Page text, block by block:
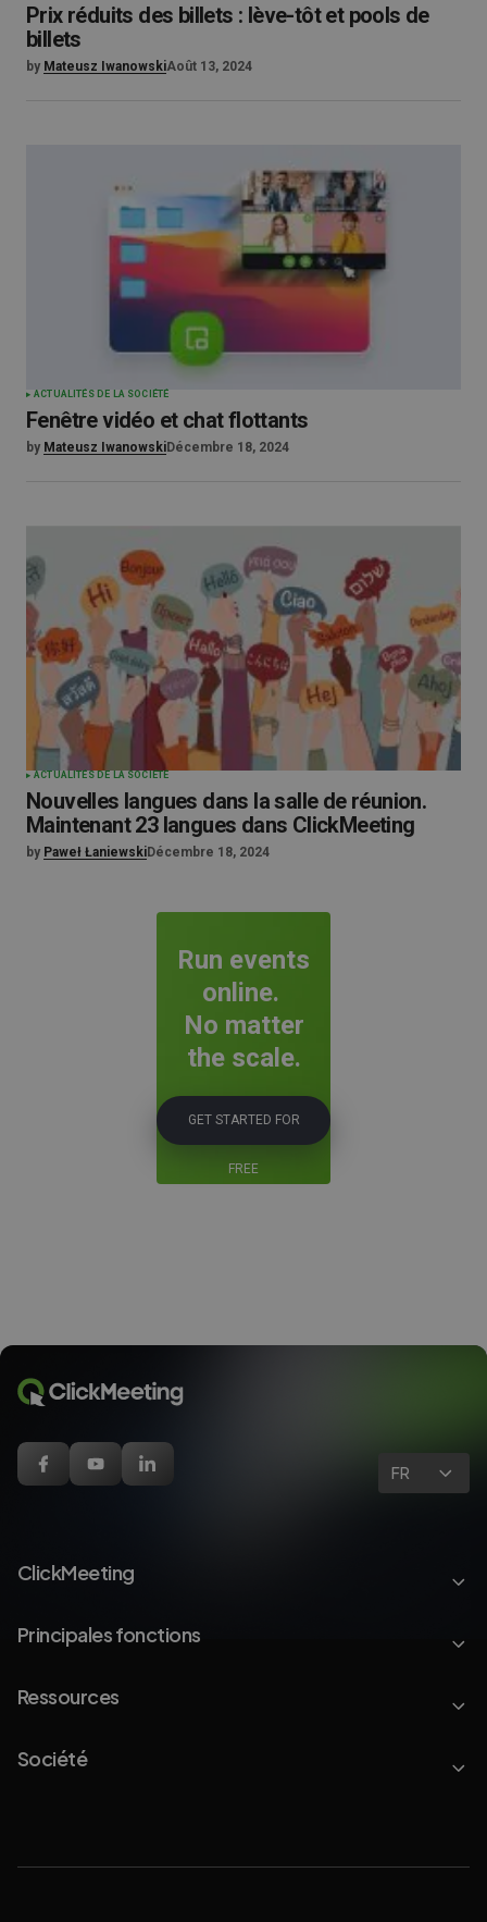
Prix réduits des billets : lève-tôt et pools de
billets
by Mateusz IwanowskiAoût 13, 2024
ACTUALITÉS DE LA SOCIÉTÉ
Fenêtre vidéo et chat flottants
by Mateusz IwanowskiDécembre 18, 2024
ACTUALITÉS DE LA SOCIÉTÉ
Nouvelles langues dans la salle de réunion.
Maintenant 23 langues dans ClickMeeting
by Paweł ŁaniewskiDécembre 18, 2024
Run events
online.
No matter
the scale.
GET STARTED FOR
FREE
FR
ClickMeeting
Principales fonctions
Ressources
Société